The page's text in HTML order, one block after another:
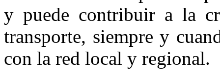
y puede contribuir a la
transporte, siempre y
con la red local y regional.